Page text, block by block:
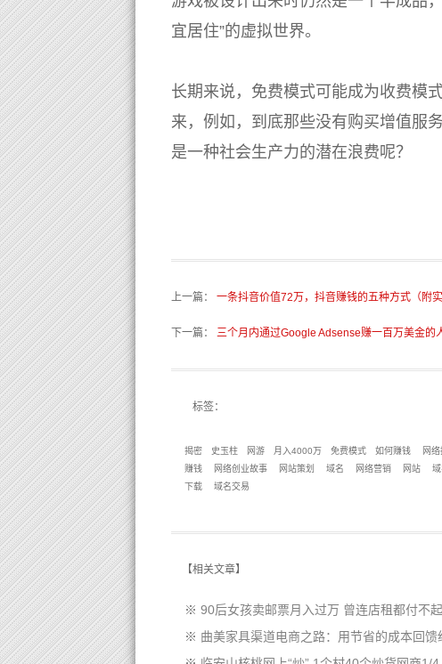
宜居住”的虚拟世界。
长期来说，免费模式可能成为收费模
来，例如，到底那些没有购买增值服
是一种社会生产力的潜在浪费呢？
上一篇 ： 一条抖音价值72万，抖音赚钱的五种方式（附实
下一篇 ： 三个月内通过Google Adsense赚一百万美金的
标签：
揭密 史玉柱 网游 月入4000万 免费模式 如何赚钱 网
赚钱
网络创业故事 网站策划 域名 网络营销 网站
下载
域名交易
【相关文章】
※ 90后女孩卖邮票月入过万 曾连店租都付不起
※ 曲美家具渠道电商之路：用节省的成本回馈